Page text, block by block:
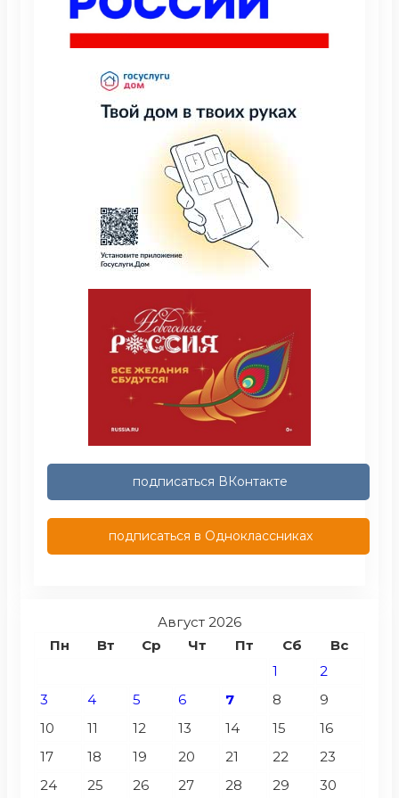
подписаться ВКонтакте
подписаться в Одноклассниках
Август 2026
Пн
Вт Ср Чт Пт Сб
Вс
1
2
3
4 5 6 7 8
9
10
11 12 13 14 15
16
17
18 19 20 21 22
23
24
25 26 27 28 29 30